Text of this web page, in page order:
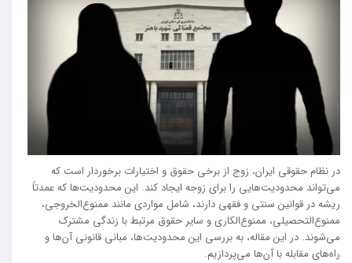
در نظام حقوقی ایران، زوج از برخی حقوق و اختیارات برخوردار است که
می‌تواند محدودیت‌هایی را برای زوجه ایجاد کند. این محدودیت‌ها که عمدتاً
ریشه در قوانین سنتی و فقهی دارند، شامل مواردی مانند ممنوع‌الخروجی،
ممنوع‌التحصیلی، ممنوع‌الکاری و سایر حقوق مرتبط با زندگی مشترک
می‌شوند. در این مقاله، به بررسی این محدودیت‌ها، مبانی قانونی آن‌ها و
راه‌های مقابله با آن‌ها می‌پردازیم.